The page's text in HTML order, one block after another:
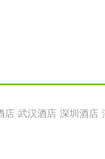
店 武汉酒店 深圳酒店